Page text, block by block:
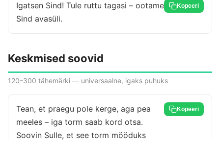
Igatsen Sind! Tule ruttu tagasi – ootame
Sind avasüli.
Kopeeri
Keskmised soovid
120–300 tähemärki — universaalne, igaks puhuks
Tean, et praegu pole kerge, aga pea
meeles – iga torm saab kord otsa.
Soovin Sulle, et see torm mööduks
Kopeeri